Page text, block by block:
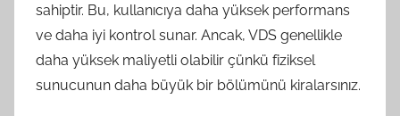
sahiptir. Bu, kullanıcıya daha yüksek performans
ve daha iyi kontrol sunar. Ancak, VDS genellikle
daha yüksek maliyetli olabilir çünkü fiziksel
sunucunun daha büyük bir bölümünü kiralarsınız.